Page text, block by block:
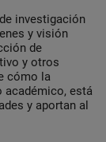
investigación
y visión
de
y otros
cómo la
académico, está
y aportan al